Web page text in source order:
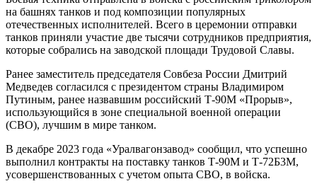
на башнях танков и под композиции популярных
отечественных исполнителей. Всего в церемонии отправки
танков приняли участие две тысячи сотрудников предприятия,
которые собрались на заводской площади Трудовой Славы.
Ранее заместитель председателя Совбеза России Дмитрий
Медведев согласился с президентом страны Владимиром
Путиным, ранее назвавшим российский Т-90М «Прорыв»,
использующийся в зоне специальной военной операции
(СВО), лучшим в мире танком.
В декабре 2023 года «Уралвагонзавод» сообщил, что успешно
выполнил контракты на поставку танков Т-90М и Т-72Б3М,
усовершенствованных с учетом опыта СВО, в войска.